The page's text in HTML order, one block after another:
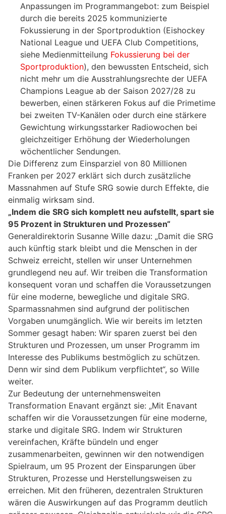
Anpassungen im Programmangebot: zum Beispiel
durch die bereits 2025 kommunizierte
Fokussierung in der Sportproduktion (Eishockey
National League und UEFA Club Competitions,
siehe Medienmitteilung Fokussierung bei der
Sportproduktion), den bewussten Entscheid, sich
nicht mehr um die Ausstrahlungsrechte der UEFA
Champions League ab der Saison 2027/28 zu
bewerben, einen stärkeren Fokus auf die Primetime
bei zweiten TV-Kanälen oder durch eine stärkere
Gewichtung wirkungsstarker Radiowochen bei
gleichzeitiger Erhöhung der Wiederholungen
wöchentlicher Sendungen.
Die Differenz zum Einsparziel von 80 Millionen
Franken per 2027 erklärt sich durch zusätzliche
Massnahmen auf Stufe SRG sowie durch Effekte, die
einmalig wirksam sind.
„Indem die SRG sich komplett neu aufstellt, spart sie
95 Prozent in Strukturen und Prozessen“
Generaldirektorin Susanne Wille dazu: „Damit die SRG
auch künftig stark bleibt und die Menschen in der
Schweiz erreicht, stellen wir unser Unternehmen
grundlegend neu auf. Wir treiben die Transformation
konsequent voran und schaffen die Voraussetzungen
für eine moderne, bewegliche und digitale SRG.
Sparmassnahmen sind aufgrund der politischen
Vorgaben unumgänglich. Wie wir bereits im letzten
Sommer gesagt haben: Wir sparen zuerst bei den
Strukturen und Prozessen, um unser Programm im
Interesse des Publikums bestmöglich zu schützen.
Denn wir sind dem Publikum verpflichtet“, so Wille
weiter.
Zur Bedeutung der unternehmensweiten
Transformation Enavant ergänzt sie: „Mit Enavant
schaffen wir die Voraussetzungen für eine moderne,
starke und digitale SRG. Indem wir Strukturen
vereinfachen, Kräfte bündeln und enger
zusammenarbeiten, gewinnen wir den notwendigen
Spielraum, um 95 Prozent der Einsparungen über
Strukturen, Prozesse und Herstellungsweisen zu
erreichen. Mit den früheren, dezentralen Strukturen
wären die Auswirkungen auf das Programm deutlich